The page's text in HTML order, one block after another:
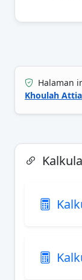
Halaman
Khoulah Attia